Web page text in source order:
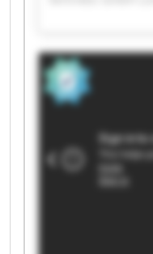
LüneHanse
LüneHanse
Vertriebs GmbH
LüneHanse
Vertriebs GmbH
Vertriebs GmbH
LüneHanse
Vertriebs GmbH
LüneHanse